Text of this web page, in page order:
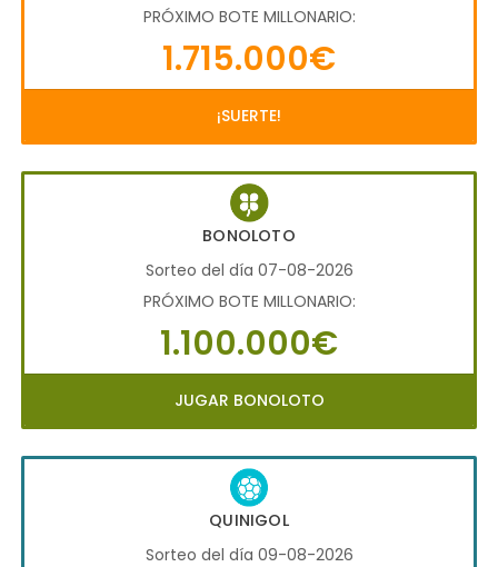
PRÓXIMO BOTE MILLONARIO:
1.715.000€
¡SUERTE!
BONOLOTO
Sorteo del día 07-08-2026
PRÓXIMO BOTE MILLONARIO:
1.100.000€
JUGAR BONOLOTO
QUINIGOL
Sorteo del día 09-08-2026